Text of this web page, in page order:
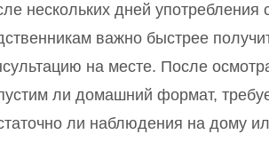
нескольких дней употребления
важно быстрее
на месте. После
ли домашний формат,
ли наблюдения на дому